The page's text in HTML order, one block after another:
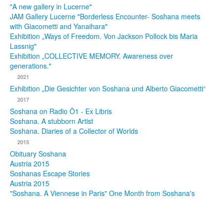
Biography
Paintings
Projects
Press
"A new gallery in Lucerne"
JAM Gallery Lucerne "Borderless Encounter- Soshana meets
with Giacometti and Yanaihara"
Exhibition „Ways of Freedom. Von Jackson Pollock bis Maria
Lassnig"
Exhibition „COLLECTIVE MEMORY. Awareness over
generations."
2021
Exhibition „Die Gesichter von Soshana und Alberto Giacometti“
2017
Soshana on Radio Ö1 - Ex Libris
Soshana. A stubborn Artist
Soshana. Diaries of a Collector of Worlds
2015
Obituary Soshana
Austria 2015
Soshanas Escape Stories
Austria 2015
"Soshana. A Viennese in Paris" One Month from Soshana's